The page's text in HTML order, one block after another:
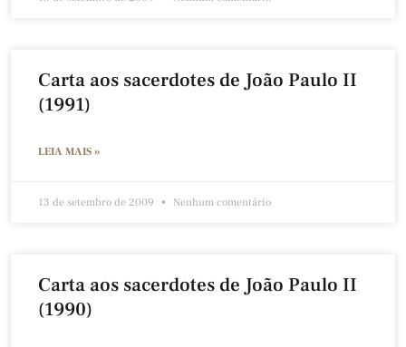
Carta aos sacerdotes de João Paulo II
(1991)
LEIA MAIS »
13 de setembro de 2009 Nenhum comentário
Carta aos sacerdotes de João Paulo II
(1990)